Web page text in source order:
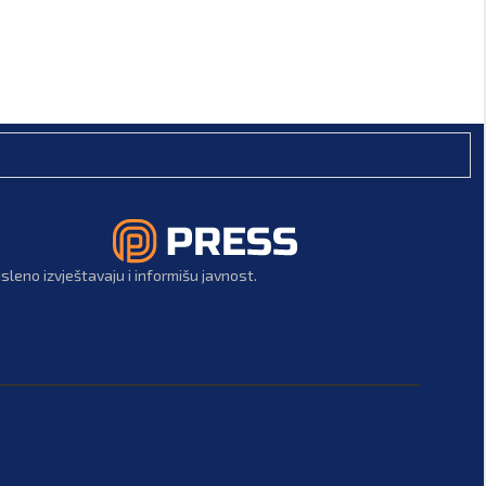
izvještavaju i informišu javnost.